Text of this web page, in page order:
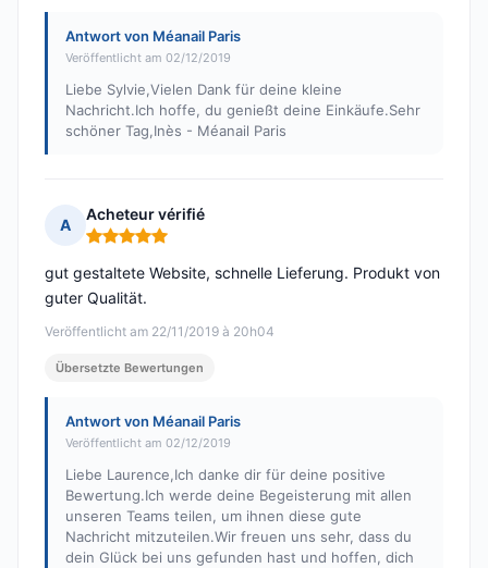
Antwort von Méanail Paris
Veröffentlicht am 02/12/2019
Liebe Sylvie,Vielen Dank für deine kleine
Nachricht.Ich hoffe, du genießt deine Einkäufe.Sehr
schöner Tag,Inès - Méanail Paris
A
Acheteur vérifié
Hinweis: 5 von 5
Veröffentlicht am 22/11/2019 à 20h04
gut gestaltete Website, schnelle Lieferung. Produkt von
guter Qualität.
Übersetzte Bewertungen
Antwort von Méanail Paris
Veröffentlicht am 02/12/2019
Liebe Laurence,Ich danke dir für deine positive
Bewertung.Ich werde deine Begeisterung mit allen
unseren Teams teilen, um ihnen diese gute
Nachricht mitzuteilen.Wir freuen uns sehr, dass du
dein Glück bei uns gefunden hast und hoffen, dich